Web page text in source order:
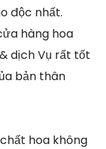
độc nhất.
hàng hoa
dịch Vụ rất tốt
bản thân
hoa không